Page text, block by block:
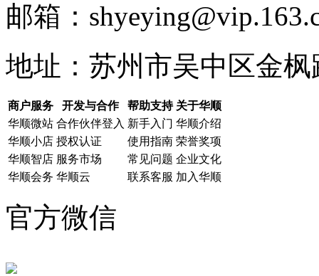
邮箱：
地址：苏州市吴中区金
商户服务 开发与合作 帮助支持 关于华顺
华顺微站 合作伙伴登入 新手入门 华顺介绍
华顺小店 授权认证 使用指南 荣誉奖项
华顺智店 服务市场 常见问题 企业文化
华顺会务 华顺云 联系客服 加入华顺
官方微信